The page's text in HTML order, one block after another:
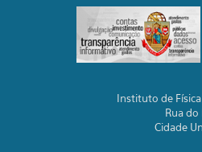
Instituto de
Rua do
Cidade